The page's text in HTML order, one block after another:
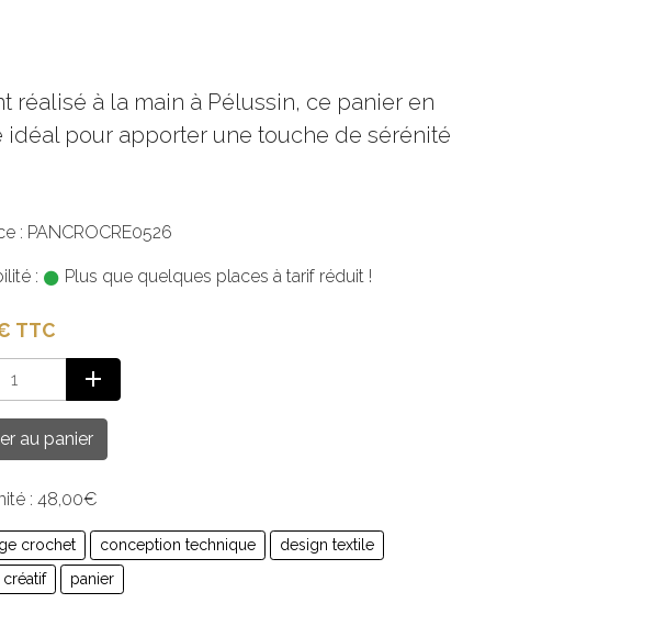
réalisé à la main à Pélussin, ce panier en
idéal pour apporter une touche de sérénité
: PANCROCRE0526
: Plus que quelques places à tarif réduit !
TTC
au panier
: 48,00€
crochet conception technique
design textile
panier